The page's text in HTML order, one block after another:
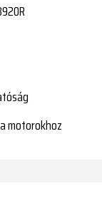
motorokhoz